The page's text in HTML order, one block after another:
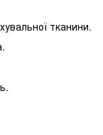
тканини.